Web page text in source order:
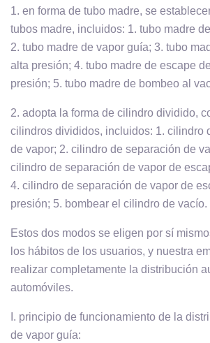
1. en forma de tubo madre, se
tubos madre, incluidos: 1. tubo madre
2. tubo madre de vapor guía; 3. tubo
alta presión; 4. tubo madre de escape
presión; 5. tubo madre de bombeo al
2. adopta la forma de cilindro dividido,
cilindros divididos, incluidos: 1. cilindro
de vapor; 2. cilindro de separación de
cilindro de separación de vapor de
4. cilindro de separación de vapor de
presión; 5. bombear el cilindro de vacío.
Estos dos modos se eligen por sí
los hábitos de los usuarios, y nuestra
realizar completamente la distribución
automóviles.
I. principio de funcionamiento de la
de vapor guía: